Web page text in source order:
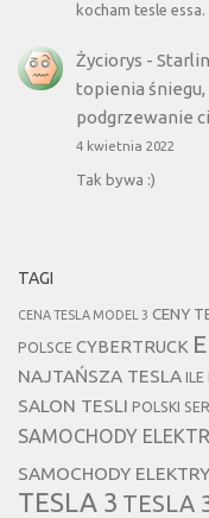
kocham tesle essa.
Życiorys -
topienia
podgrzewanie
4 kwietnia 2022
Tak bywa :)
TAGI
CENA TESLA MODEL 3 CENY
POLSCE CYBERTRUCK
NAJTAŃSZA TESLA
SALON TESLI POLSKI
SAMOCHODY
SAMOCHODY
TESLA 3 TESLA